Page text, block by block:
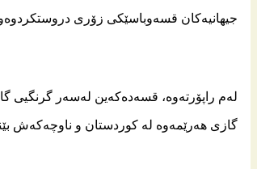
جیهانیه‌كان قسه‌وباسێكى زۆری
له‌م راپۆرته‌وه‌، قسه‌ده‌كه‌ین له‌سه‌ر
گازى هه‌رێمه‌وه‌ له‌ كوردستان و ناوچه‌كه‌ش